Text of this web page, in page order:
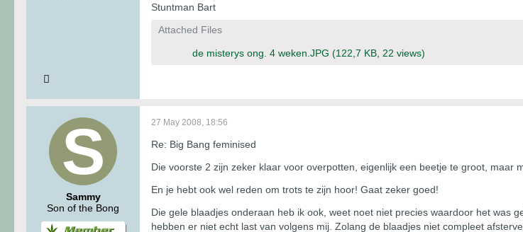
Stuntman Bart
Attached Files
de misterys ong. 4 weken.JPG (122,7 KB, 22 views)
Sammy
Son of the Bong
27 May 2008, 18:56
Re: Big Bang feminised
Die voorste 2 zijn zeker klaar voor overpotten, eigenlijk een beetje te groot, maar
En je hebt ook wel reden om trots te zijn hoor! Gaat zeker goed!
Die gele blaadjes onderaan heb ik ook, weet noet niet precies waardoor het was
hebben er niet echt last van volgens mij. Zolang de blaadjes niet compleet